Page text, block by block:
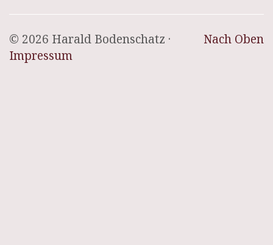
Nach Oben
© 2026 Harald Bodenschatz ·
Impressum